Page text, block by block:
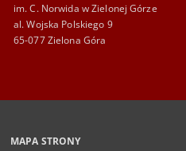
im. C. Norwida w Zielonej Górze
al. Wojska Polskiego 9
65-077 Zielona Góra
MAPA STRONY